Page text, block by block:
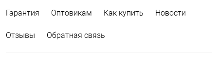
Гарантия Оптовикам Как купить Новости
Отзывы Обратная связь